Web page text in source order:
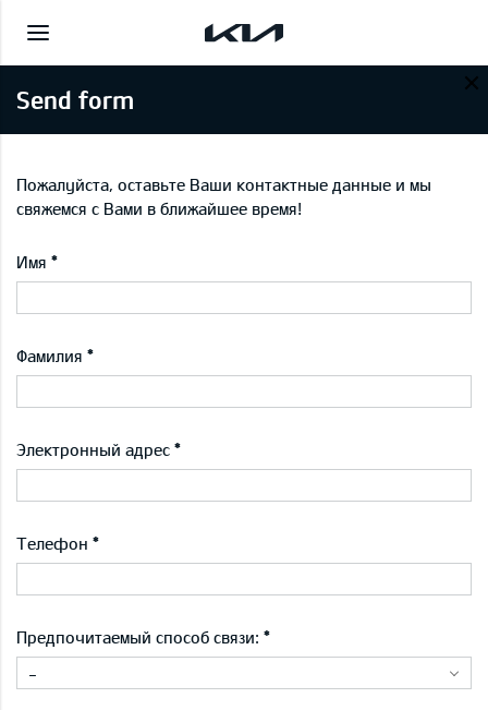
Send form
Пожалуйста, оставьте Ваши контактные данные и мы
свяжемся с Вами в ближайшее время!
Имя
Фамилия
Электронный адрес
Телефон
Предпочитаемый способ связи:
-